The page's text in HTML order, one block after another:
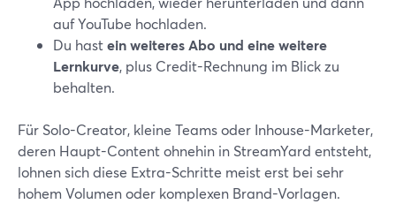
auf YouTube hochladen.
Du hastein weiteres Abo und eine weitere
Lernkurve, plus Credit-Rechnung im Blick zu
behalten.
Für Solo-Creator, kleine Teams oder Inhouse-Marketer,
deren Haupt-Content ohnehin in StreamYard entsteht,
lohnen sich diese Extra-Schritte meist erst bei sehr
hohem Volumen oder komplexen Brand-Vorlagen.